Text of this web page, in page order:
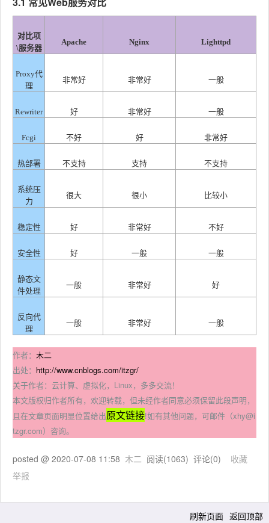
对比项
\服务器
Apache Nginx Lighttpd
Proxy代
理
非常好 非常好 一般
Rewriter 好 非常好 一般
Fcgi 不好 好 非常好
热部署 不支持 支持 不支持
系统压
力
很大 很小 比较小
稳定性 好 非常好 不好
安全性 好 一般 一般
静态文
件处理
一般 非常好 好
反向代
理
一般 非常好 一般
作者： 木二
出处： http://www.cnblogs.com/itzgr/
关于作者：云计算、虚拟化，Linux，多多交流！
本文版权归作者所有，欢迎转载，但未经作者同意必须保留此段声明，
且在文章页面明显位置给出原文链接!如有其他问题，可邮件（xhy@i
tzgr.com）咨询。
posted @ 2020-07-08 11:58 木二 阅读(1063) 评论(0) 收藏
举报
刷新页面 返回顶部